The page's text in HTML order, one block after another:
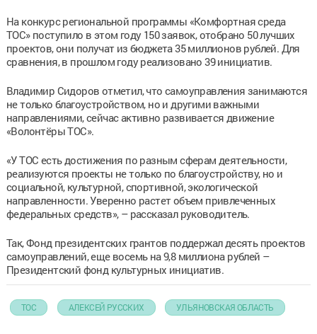
На конкурс региональной программы «Комфортная среда
ТОС» поступило в этом году 150 заявок, отобрано 50 лучших
проектов, они получат из бюджета 35 миллионов рублей. Для
сравнения, в прошлом году реализовано 39 инициатив.
Владимир Сидоров отметил, что самоуправления занимаются
не только благоустройством, но и другими важными
направлениями, сейчас активно развивается движение
«Волонтёры ТОС».
«У ТОС есть достижения по разным сферам деятельности,
реализуются проекты не только по благоустройству, но и
социальной, культурной, спортивной, экологической
направленности. Уверенно растет объем привлеченных
федеральных средств», – рассказал руководитель.
Так, Фонд президентских грантов поддержал десять проектов
самоуправлений, еще восемь на 9,8 миллиона рублей –
Президентский фонд культурных инициатив.
ТОС АЛЕКСЕЙ РУССКИХ УЛЬЯНОВСКАЯ ОБЛАСТЬ